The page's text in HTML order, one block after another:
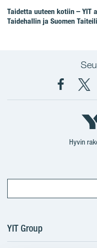
Taidetta uuteen kotiin – YIT
Taidehallin ja Suomen
X
YIT
Hyvin
YIT Group